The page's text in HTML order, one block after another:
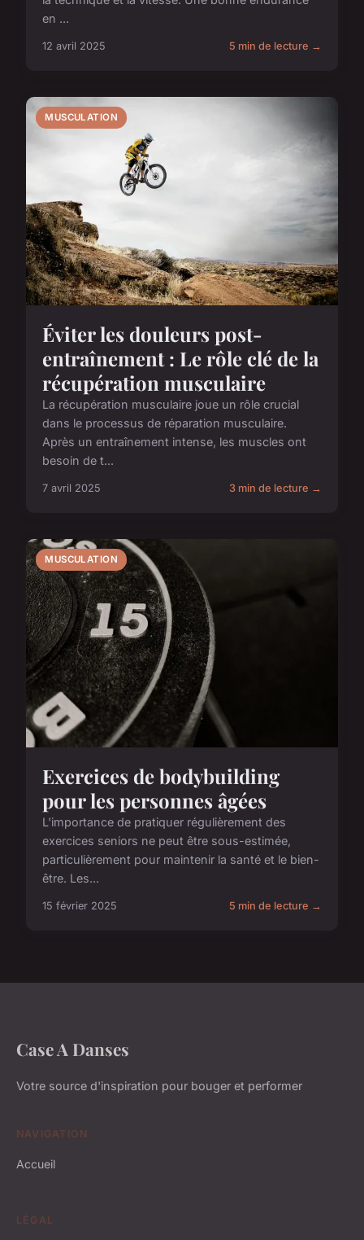
en ...
12 avril 2025 5 min de lecture →
MUSCULATION
Éviter les douleurs post-
entraînement : Le rôle clé de la
récupération musculaire
La récupération musculaire joue un rôle crucial
dans le processus de réparation musculaire.
Après un entraînement intense, les muscles ont
besoin de t...
7 avril 2025 3 min de lecture →
MUSCULATION
Exercices de bodybuilding
pour les personnes âgées
L'importance de pratiquer régulièrement des
exercices seniors ne peut être sous-estimée,
particulièrement pour maintenir la santé et le bien-
être. Les...
15 février 2025 5 min de lecture →
Case A Danses
Votre source d'inspiration pour bouger et performer
NAVIGATION
Accueil
LÉGAL